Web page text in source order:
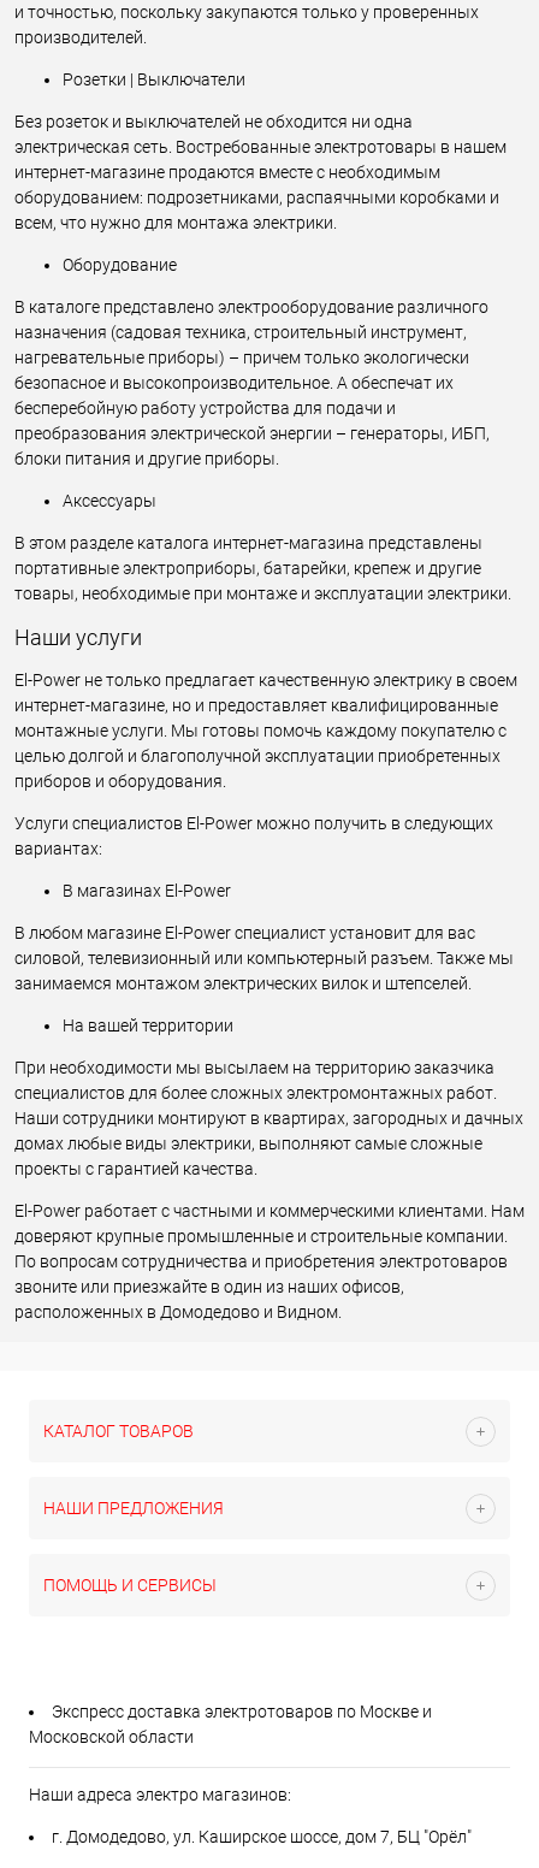
и точностью, поскольку закупаются только у проверенных
производителей.
Розетки | Выключатели
Без розеток и выключателей не обходится ни одна
электрическая сеть. Востребованные электротовары в нашем
интернет-магазине продаются вместе с необходимым
оборудованием: подрозетниками, распаячными коробками и
всем, что нужно для монтажа электрики.
Оборудование
В каталоге представлено электрооборудование различного
назначения (садовая техника, строительный инструмент,
нагревательные приборы) – причем только экологически
безопасное и высокопроизводительное. А обеспечат их
бесперебойную работу устройства для подачи и
преобразования электрической энергии – генераторы, ИБП,
блоки питания и другие приборы.
Аксессуары
В этом разделе каталога интернет-магазина представлены
портативные электроприборы, батарейки, крепеж и другие
товары, необходимые при монтаже и эксплуатации электрики.
Наши услуги
El-Power не только предлагает качественную электрику в своем
интернет-магазине, но и предоставляет квалифицированные
монтажные услуги. Мы готовы помочь каждому покупателю с
целью долгой и благополучной эксплуатации приобретенных
приборов и оборудования.
Услуги специалистов El-Power можно получить в следующих
вариантах:
В магазинах El-Power
В любом магазине El-Power специалист установит для вас
силовой, телевизионный или компьютерный разъем. Также мы
занимаемся монтажом электрических вилок и штепселей.
На вашей территории
При необходимости мы высылаем на территорию заказчика
специалистов для более сложных электромонтажных работ.
Наши сотрудники монтируют в квартирах, загородных и дачных
домах любые виды электрики, выполняют самые сложные
проекты с гарантией качества.
El-Power работает с частными и коммерческими клиентами. Нам
доверяют крупные промышленные и строительные компании.
По вопросам сотрудничества и приобретения электротоваров
звоните или приезжайте в один из наших офисов,
расположенных в Домодедово и Видном.
КАТАЛОГ ТОВАРОВ
НАШИ ПРЕДЛОЖЕНИЯ
ПОМОЩЬ И СЕРВИСЫ
Экспресс доставка электротоваров по Москве и
Московской области
Наши адреса электро магазинов:
г. Домодедово, ул. Каширское шоссе, дом 7, БЦ "Орёл"